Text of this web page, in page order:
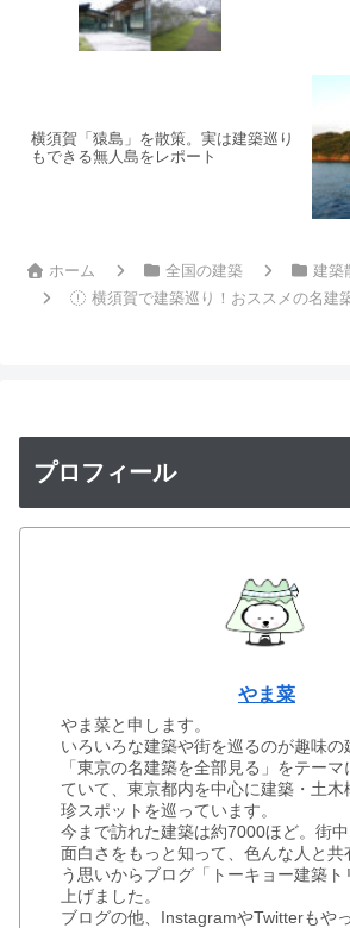
横須賀「猿島」を散策。実は建築巡り
もできる無人島をレポート
ホーム 全国の建築
建築
横須賀で建築巡り！おススメの名建
プロフィール
やま菜
やま菜と申します。
いろいろな建築や街を巡るのが趣味の
「東京の名建築を全部見る」をテー
ていて、東京都内を中心に建築・土木
珍スポットを巡っています。
今まで訪れた建築は約7000ほど。街
面白さをもっと知って、色んな人と共
う思いからブログ「トーキョー建築ト
上げました。
ブログの他、InstagramやTwitterもや